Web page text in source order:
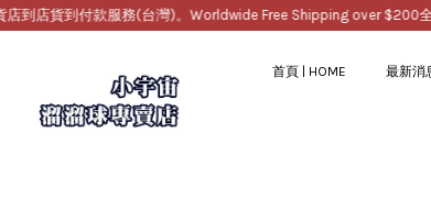
店貨到付款服務(台灣)。Worldwide Free Shipping over $200全館
首頁 | HOME 最新消